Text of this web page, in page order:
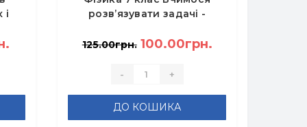
і
розв’язувати задачі -
125.00грн. 100.00грн.
- +
ДО КОШИКА